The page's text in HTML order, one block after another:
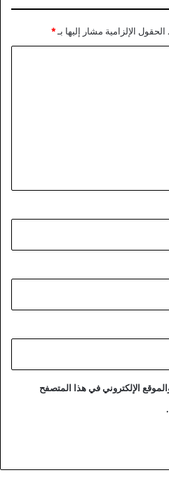
الحقول الإلزامية مشار إليها بـ*
الإلكتروني في هذا المتصفح